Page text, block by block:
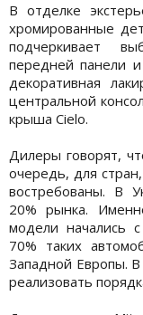
В отделке
хромированные
подчеркивает
передней панели
декоративная
центральной
крыша Cielo.
Дилеры говорят,
очередь, для
востребованы. В
20% рынка.
модели начались
70% таких
Западной Европы.
реализовать